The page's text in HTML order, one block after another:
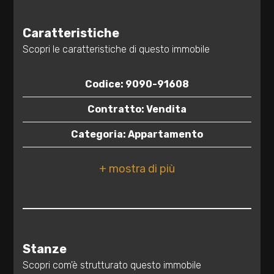
Caratteristiche
Scopri le caratteristiche di questo immobile
Codice: 9090-91608
Contratto: Vendita
Categoria: Appartamento
Comune: Brindisi
Totale mq: 120 mq
Stanze
Scopri com'è strutturato questo immobile
3
5
Qualsiasi